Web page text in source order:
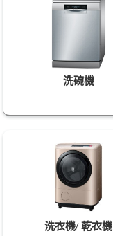
洗碗機
洗衣機/ 乾衣機